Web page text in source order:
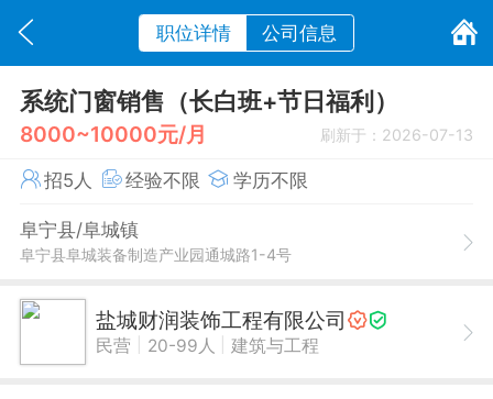
职位详情 公司信息
系统门窗销售（长白班+节日福利）
8000~10000元/月 刷新于：2026-07-13
招5人 经验不限 学历不限
阜宁县/阜城镇
阜宁县阜城装备制造产业园通城路1-4号
盐城财润装饰工程有限公司
民营 20-99人 建筑与工程